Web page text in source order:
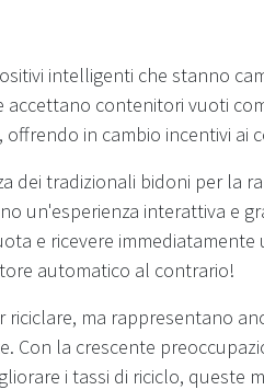
intelligenti che stanno
accettano contenitori vuoti
in cambio incentivi ai
dei tradizionali bidoni per la
un'esperienza interattiva e
e ricevere
automatico al contrario!
ma rappresentano
Con la crescente
i tassi di riciclo, queste